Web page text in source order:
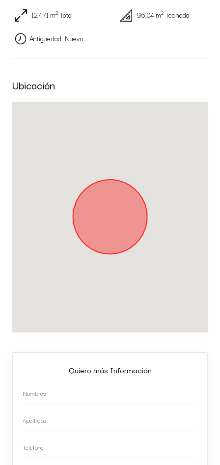
127.71 m2 Total 96.04 m2 Techada
Antiguedad: Nuevo
Ubicación
Quiero más Información